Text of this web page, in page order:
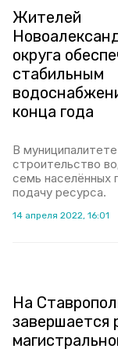
Жителей
округа
стабильным
конца года
В
строительство
семь населённых
подачу ресурса.
14 апреля 2022, 16:01
На
завершается